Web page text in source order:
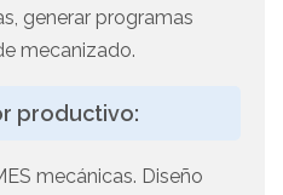
generar programas
mecanizado.
productivo:
mecánicas. Diseño